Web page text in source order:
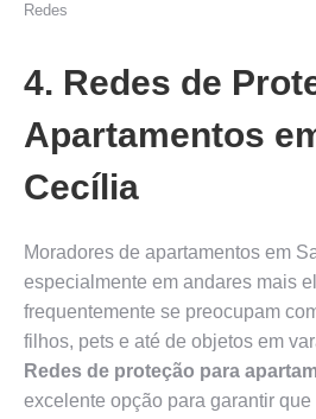
Redes
4. Redes de
Apartamentos
Cecília
Moradores de apartamentos em
especialmente em andares mais
frequentemente se preocupam
filhos, pets e até de objetos em
Redes de proteção para
excelente opção para garantir